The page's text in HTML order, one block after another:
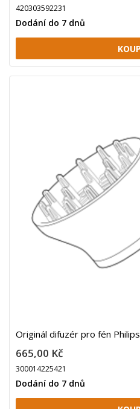
420303592231
Dodání do 7 dnů
Originál difuzér pro fén Philips
665,00 Kč
300014225421
Dodání do 7 dnů